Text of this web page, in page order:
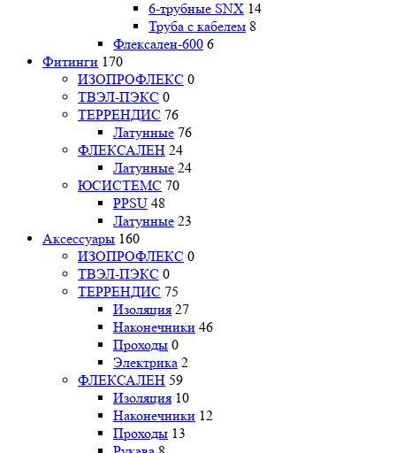
6-трубные SNX 14
Труба с кабелем 8
Флексален-600 6
Фитинги 170
ИЗОПРОФЛЕКС 0
ТВЭЛ-ПЭКС 0
ТЕРРЕНДИС 76
Латунные 76
ФЛЕКСАЛЕН 24
Латунные 24
ЮСИСТЕМС 70
PPSU 48
Латунные 23
Аксессуары 160
ИЗОПРОФЛЕКС 0
ТВЭЛ-ПЭКС 0
ТЕРРЕНДИС 75
Изоляция 27
Наконечники 46
Проходы 0
Электрика 2
ФЛЕКСАЛЕН 59
Изоляция 10
Наконечники 12
Проходы 13